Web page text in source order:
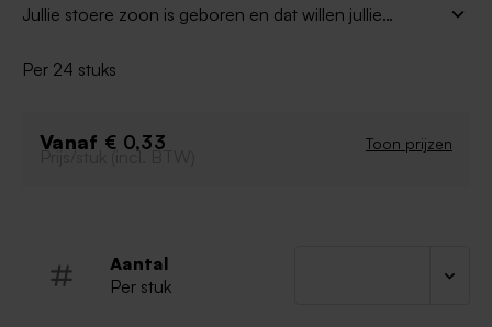
Jullie stoere zoon is geboren en dat willen jullie
hipsterstijl! Helemaal in hetzelfde thema zijn deze leuke
Per 24 stuks
Vanaf € 0,33 Toon prijzen
Prijs/stuk (incl. BTW)
Aantal
Per stuk